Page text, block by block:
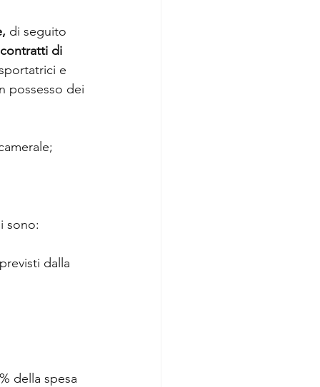
di seguito
contratti di
e
possesso dei
sono:
dalla
della spesa